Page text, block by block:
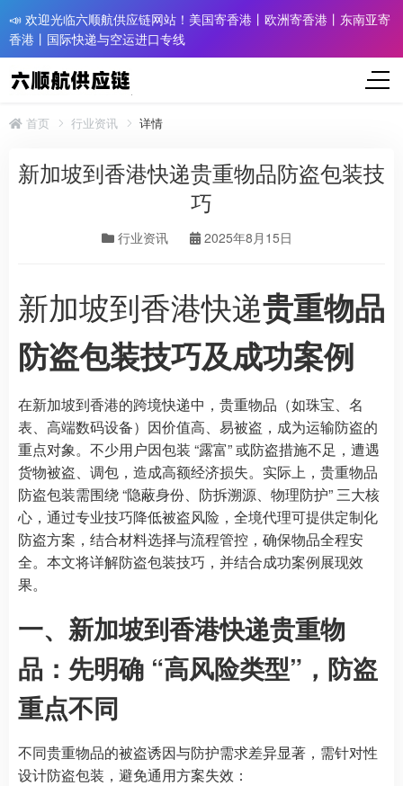
📣 欢迎光临六顺航供应链网站！美国寄香港丨欧洲寄香港丨东南亚寄
香港丨国际快递与空运进口专线
首页 行业资讯 详情
新加坡到香港快递贵重物品防盗包装技
巧
行业资讯 2025年8月15日
新加坡到香港快递贵重物品
防盗包装技巧及成功案例
在新加坡到香港的跨境快递中，贵重物品（如珠宝、名
表、高端数码设备）因价值高、易被盗，成为运输防盗的
重点对象。不少用户因包装 “露富” 或防盗措施不足，遭遇
货物被盗、调包，造成高额经济损失。实际上，贵重物品
防盗包装需围绕 “隐蔽身份、防拆溯源、物理防护” 三大核
心，通过专业技巧降低被盗风险，全境代理可提供定制化
防盗方案，结合材料选择与流程管控，确保物品全程安
全。本文将详解防盗包装技巧，并结合成功案例展现效
果。
一、新加坡到香港快递贵重物
品：先明确 “高风险类型”，防盗
重点不同
不同贵重物品的被盗诱因与防护需求差异显著，需针对性
设计防盗包装，避免通用方案失效：